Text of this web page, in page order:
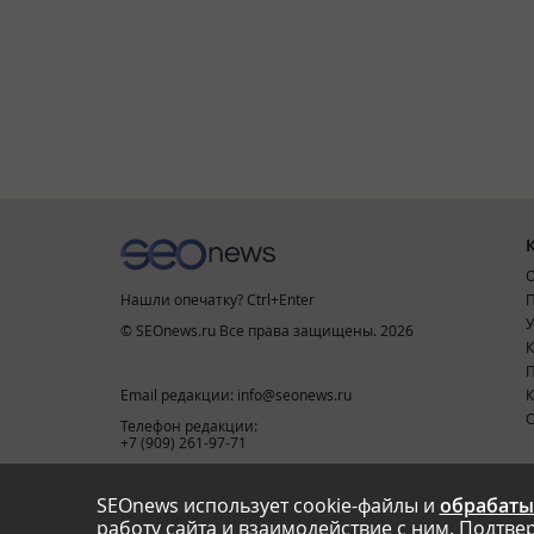
SEOnews использует cookie-файлы и
работу сайта и взаимодействие с ним.
Нашли опечатку? Ctrl+Enter
© SEOnews.ru Все права защищены. 2026
Email редакции: info@seonews.ru
Телефон редакции:
+7 (909) 261-97-71
This site is protected by reCAPTCHA and the Google
Privacy Policy
Terms of Service apply.